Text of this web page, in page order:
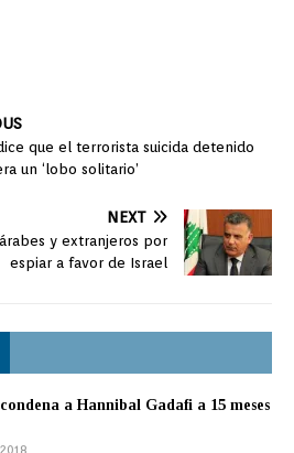
que el terrorista suicida detenido
un ‘lobo solitario’
NEXT
y extranjeros por
espiar a favor de Israel
a Hannibal Gadafi a 15 meses